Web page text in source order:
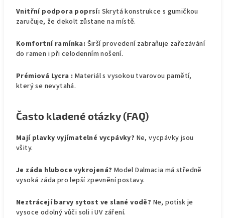
Vnitřní podpora poprsí: Skrytá konstrukce s gumičkou
zaručuje, že dekolt zůstane na místě.
Komfortní ramínka: Širší provedení zabraňuje zařezávání
do ramen i při celodenním nošení.
Prémiová Lycra : Materiál s vysokou tvarovou pamětí,
který se nevytahá.
Často kladené otázky (FAQ)
Mají plavky vyjímatelné vycpávky? Ne, vycpávky jsou
všity.
Je záda hluboce vykrojená? Model Dalmacia má středně
vysoká záda pro lepší zpevnění postavy.
Neztrácejí barvy sytost ve slané vodě? Ne, potisk je
vysoce odolný vůči soli i UV záření.